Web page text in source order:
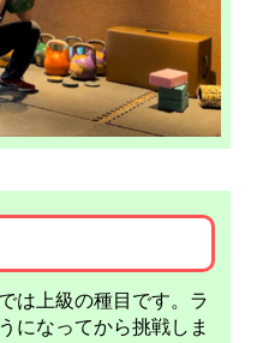
は上級の種目です。ラ
になってから挑戦しま